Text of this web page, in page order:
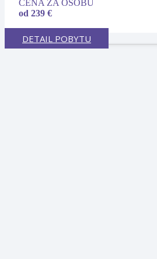
CENA ZA OSOBU
od 239 €
DETAIL POBYTU